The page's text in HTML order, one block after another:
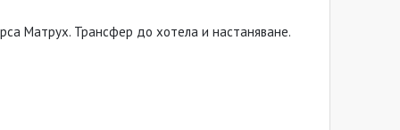
Матрух. Трансфер до хотела и настаняване.